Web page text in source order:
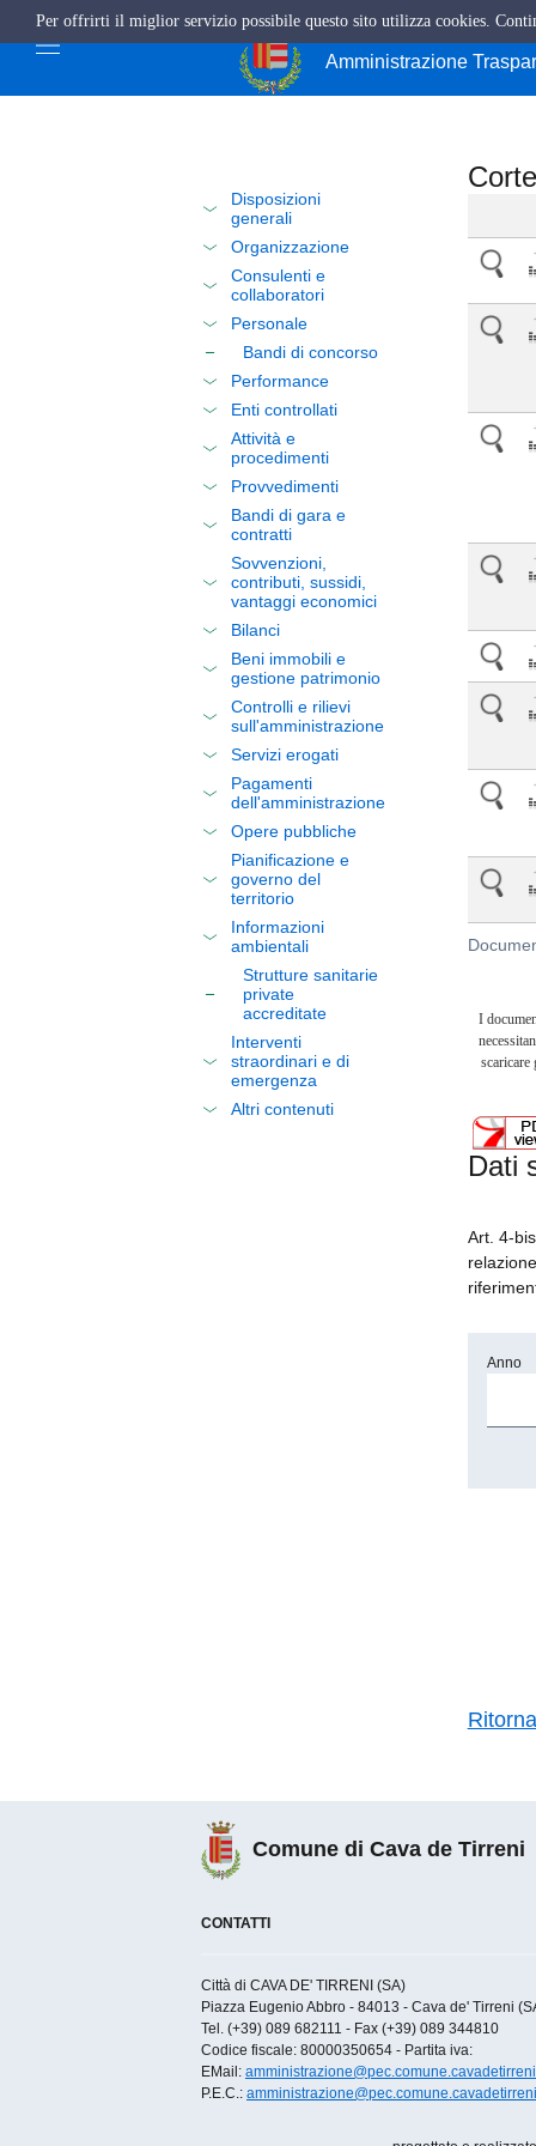
Città di Cava
Amministrazione
Disposizioni
generali
Organizzazione
Consulenti e
collaboratori
Personale
Bandi di concorso
Performance
Enti controllati
Attività e
procedimenti
Provvedimenti
Bandi di gara e
contratti
Sovvenzioni,
contributi, sussidi,
vantaggi economici
Bilanci
Beni immobili e
gestione patrimonio
Controlli e rilievi
sull'amministrazione
Servizi erogati
Pagamenti
dell'amministrazione
Opere pubbliche
Pianificazione e
governo del
territorio
Informazioni
ambientali
Strutture sanitarie
private
accreditate
Interventi
straordinari e di
emergenza
Altri contenuti
I
scaricare
Dati
Art. 4-
Anno
Comune di Cava de Tirreni
CONTATTI
Città di CAVA DE' TIRRENI (SA)
Piazza Eugenio Abbro - 84013 - Cava de' Tirreni
Tel. (+39) 089 682111 - Fax (+39) 089 344810
Codice fiscale: 80000350654 - Partita iva:
EMail:
P.E.C.:
Per offrirti il miglior servizio possibile questo sito utilizza cookies.